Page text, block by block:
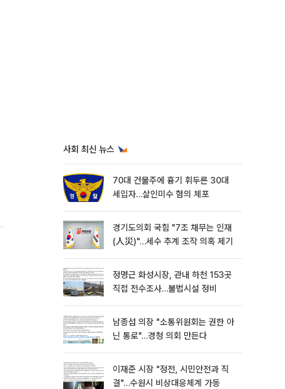
사회 최신 뉴스
70대 건물주에 흉기 휘두른 30대
세입자…살인미수 혐의 체포
경기도의회 국힘 "7조 채무는 인재
(人災)"…세수 추계 조작 의혹 제기
정명근 화성시장, 관내 하천 153곳
직접 전수조사…불법시설 정비
남종섭 의장 "소통위원회는 권한 아
닌 통로"…경청 의회 만든다
이재준 시장 "정전, 시민안전과 직
결"…수원시 비상대응체계 가동